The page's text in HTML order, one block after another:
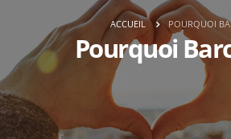
ACCUEIL POURQUOI
Pourquoi